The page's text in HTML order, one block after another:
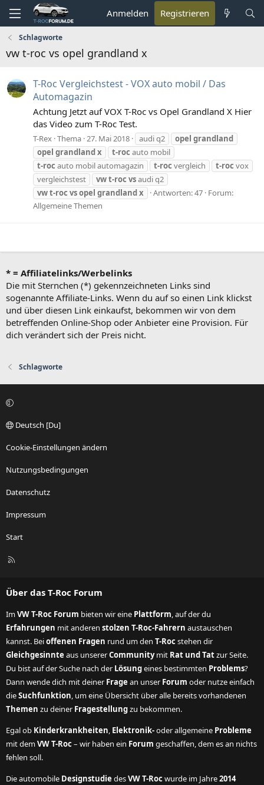
Anmelden Registrieren
Schlagworte
vw t-roc vs opel grandland x
T-Roc Vergleichstest - VOX auto mobil / Das
Automagazin
Achtung Jetzt auf VOX T-Roc vs Opel Grandland X Hier
das Video zum T-Roc Test.
T-Rex Thema 27. Mai 2018 audi q2 opel grandland
opel grandlandx t-roc auto mobil
t-roc auto mobil automagazin t-roc vergleich t-roc vox
vergleichstest
vwt-roc vsaudi q2
vwt-roc vsopel grandlandx Antworten: 47 Forum:
Allgemeine Themen
* = Affiliatelinks/Werbelinks
Die mit Sternchen (*) gekennzeichneten Links sind
sogenannte Affiliate-Links. Wenn du auf so einen Link klickst
und über diesen Link einkaufst, bekommen wir von dem
betreffenden Online-Shop oder Anbieter eine Provision. Für
dich verändert sich der Preis nicht.
Schlagworte
Deutsch [Du]
Cookie-Einstellungen ändern
Nutzungsbedingungen
Datenschutz
Impressum
Start
R
Über das T-Roc Forum
ImVW T-Roc Forum bieten wir eine Plattform, auf der du
Erfahrungen mit anderen stolzen T-Roc-Fahrern austauschen
kannst. Beioffenen Fragen rund um den T-Rocstehen dir
Gleichgesinnte aus unsererCommunitymit Rat und Tatzur Seite.
Du bist auf der Suche nach der Lösungeines bestimmten Problems?
Dann wende dich mit deiner Frage an unser Forum oder nutze einfach
dieSuchfunktion, um eine Übersicht über alle bereits vorhandenen
Themen zu deiner Fragestellungzu bekommen.
Egal ob Kinderkrankheiten, Elektronik-oder allgemeine Probleme
mit demVW T-Roc– wir haben ein Forum geschaffen, dem es an nichts
fehlen soll.
Die automobile Designstudie desVW T-Rocwurde im Jahre2014